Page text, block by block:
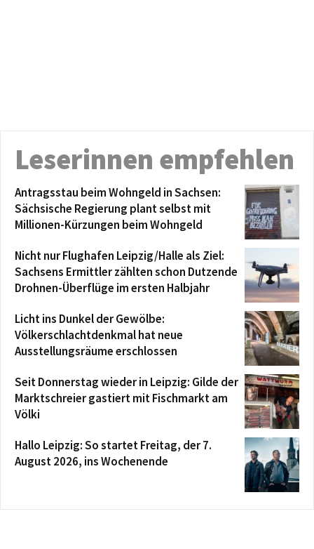
Leserinnen empfehlen
Antragsstau beim Wohngeld in Sachsen:
Sächsische Regierung plant selbst mit
Millionen-Kürzungen beim Wohngeld
Nicht nur Flughafen Leipzig/Halle als Ziel:
Sachsens Ermittler zählten schon Dutzende
Drohnen-Überflüge im ersten Halbjahr
Licht ins Dunkel der Gewölbe:
Völkerschlachtdenkmal hat neue
Ausstellungsräume erschlossen
Seit Donnerstag wieder in Leipzig: Gilde der
Marktschreier gastiert mit Fischmarkt am
Völki
Hallo Leipzig: So startet Freitag, der 7.
August 2026, ins Wochenende